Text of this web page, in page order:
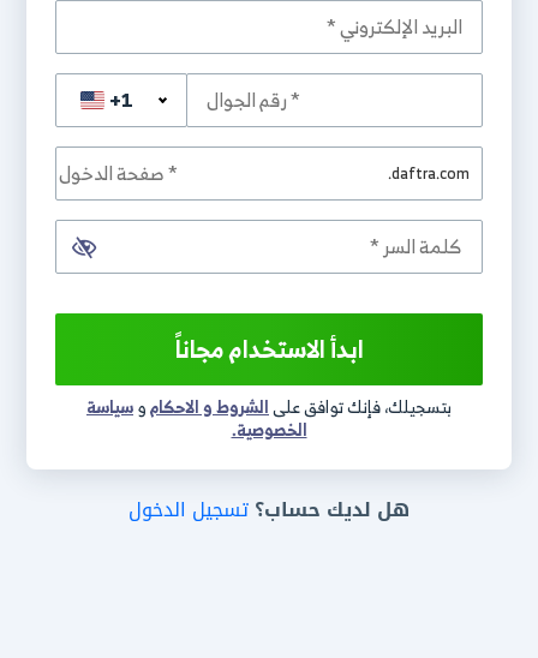
هل لديك حساب؟ تسجيل الدخول
+1
.daftra.com
ابدأ الاستخدام مجاناً
بتسجيلك، فإنك توافق علىالشروط و الاحكاموسياسة
الخصوصية.